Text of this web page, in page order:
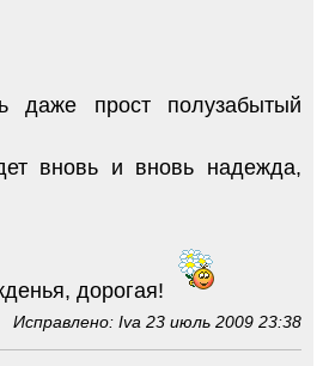
даже прост полузабытый
вновь и вновь надежда,
дорогая!
Исправлено: Iva 23 июль 2009 23:38